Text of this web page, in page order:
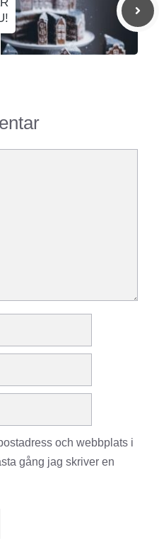
och webbplats i
gång jag skriver en